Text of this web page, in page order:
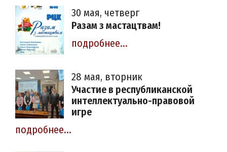
30 мая, четверг
Разам з мастацтвам!
подробнее...
28 мая, вторник
Участие в республиканской
интеллектуально-правовой
игре
подробнее...